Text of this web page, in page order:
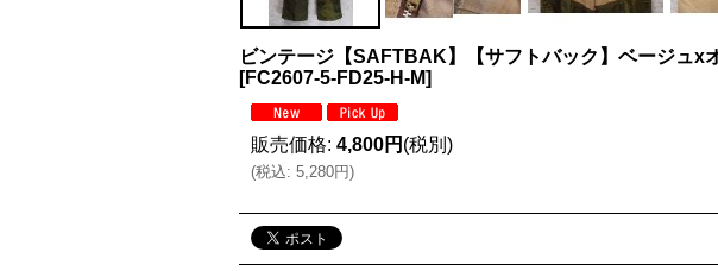
ビンテージ【SAFTBAK】【サフトバック】ベージュx
[FC2607-5-FD25-H-M]
販売価格: 4,800円 (税別)
(税込: 5,280円)